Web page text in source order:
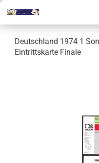
Deutschland 1974 1
Eintrittskarte Finale